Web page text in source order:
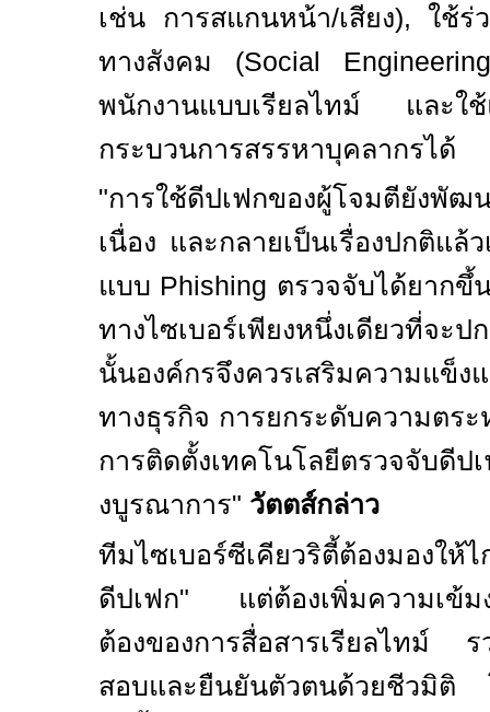
เช่น การสแกนหน้า/เสียง), ใช้ร่
ทางสังคม (Social
พนักงานแบบเรียลไทม์ และใช้
กระบวนการสรรหาบุคลากรได้
"การใช้ดีปเฟกของผู้โจมตียังพัฒ
เนื่อง และกลายเป็นเรื่องปกติแล้
แบบ Phishing ตรวจจับได้ยากขึ้
ทางไซเบอร์เพียงหนึ่งเดียวที่จ
นั้นองค์กรจึงควรเสริมความแข็ง
ทางธุรกิจ การยกระดับความตร
การติดตั้งเทคโนโลยีตรวจจับดีป
งบูรณาการ" วัตตส์กล่าว
ทีมไซเบอร์ซีเคียวริตี้ต้องมองให้ไ
ดีปเฟก" แต่ต้องเพิ่มความเข้
ต้องของการสื่อสารเรียลไทม์ ร
สอบและยืนยันตัวตนด้วยชีวมิติ